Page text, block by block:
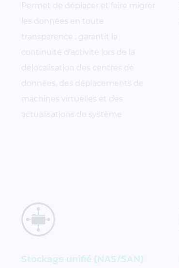
Permet de déplacer et faire migrer
les données en toute
transparence ; garantit la
continuité d'activité lors de la
délocalisation des centres de
données, des déplacements de
machines virtuelles et des
actualisations de système
Stockage unifié (NAS/SAN)